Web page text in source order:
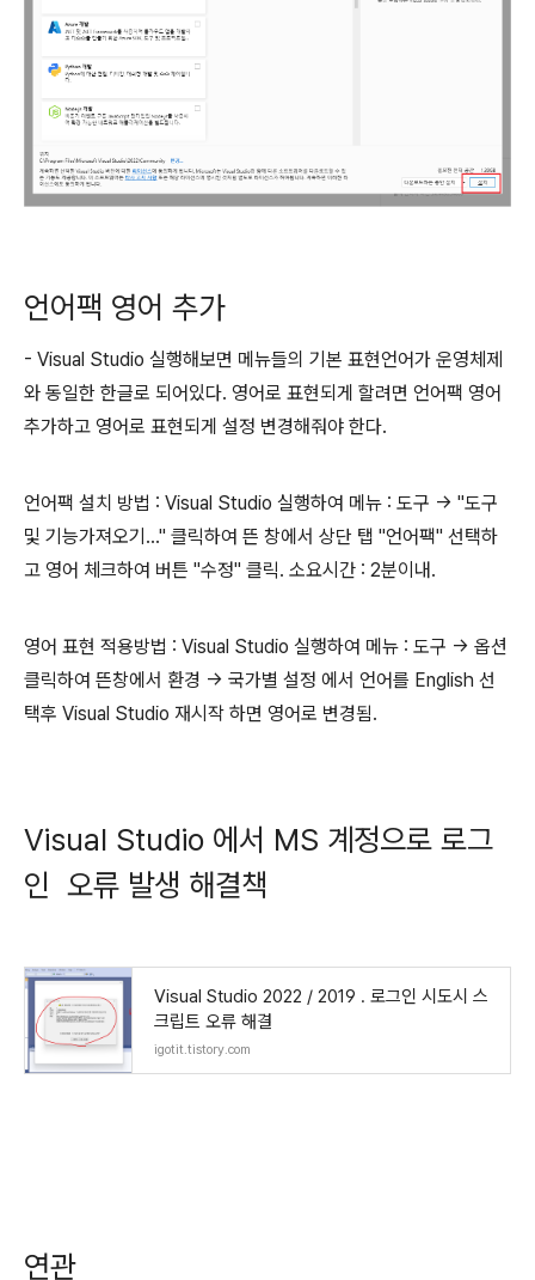
언어팩 영어 추가
- Visual Studio 실행해보면 메뉴들의 기본 표현언어가 운영체제
와 동일한 한글로 되어있다. 영어로 표현되게 할려면 언어팩 영어
추가하고 영어로 표현되게 설정 변경해줘야 한다.
언어팩 설치 방법 : Visual Studio 실행하여 메뉴 : 도구 -> "도구
및 기능가져오기..." 클릭하여 뜬 창에서 상단 탭 "언어팩" 선택하
고 영어 체크하여 버튼 "수정" 클릭. 소요시간 : 2분이내.
영어 표현 적용방법 : Visual Studio 실행하여 메뉴 : 도구 -> 옵션
클릭하여 뜬창에서 환경 -> 국가별 설정 에서 언어를 English 선
택후 Visual Studio 재시작 하면 영어로 변경됨.
Visual Studio 에서 MS 계정으로 로그
인 오류 발생 해결책
Visual Studio 2022 / 2019 . 로그인 시도시 스
크립트 오류 해결
igotit.tistory.com
연관